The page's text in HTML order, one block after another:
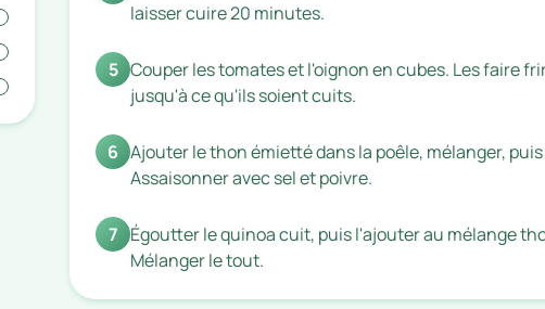
laisser cuire 20 minutes.
5 Couper les tomates et l'oignon en cubes. Les faire
jusqu'à ce qu'ils soient cuits.
6 Ajouter le thon émietté dans la poêle, mélanger,
Assaisonner avec sel et poivre.
7 Égoutter le quinoa cuit, puis l'ajouter au mélange
Mélanger le tout.